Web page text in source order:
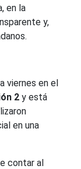
en la
y,
viernes en el
2 y está
en una
contar al